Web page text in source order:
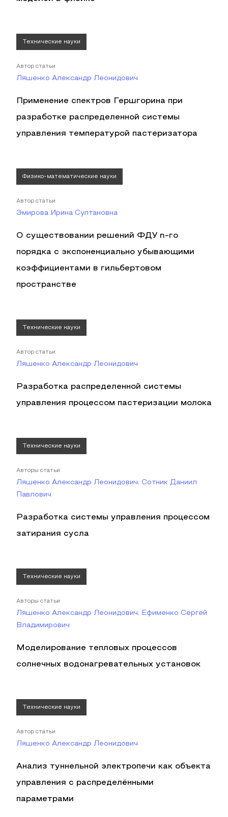
Технические науки
Автор статьи
Ляшенко Александр Леонидович
Применение спектров Гершгорина при
разработке распределенной системы
управления температурой пастеризатора
Физико-математические науки
Автор статьи
Эмирова Ирина Султановна
О существовании решений ФДУ n-го
порядка с экспоненциально убывающими
коэффициентами в гильбертовом
пространстве
Технические науки
Автор статьи
Ляшенко Александр Леонидович
Разработка распределенной системы
управления процессом пастеризации молока
Технические науки
Авторы статьи
Ляшенко Александр Леонидович, Сотник Даниил
Павлович
Разработка системы управления процессом
затирания сусла
Технические науки
Авторы статьи
Ляшенко Александр Леонидович, Ефименко Сергей
Владимирович
Моделирование тепловых процессов
солнечных водонагревательных установок
Технические науки
Автор статьи
Ляшенко Александр Леонидович
Анализ туннельной электропечи как объекта
управления с распределёнными
параметрами